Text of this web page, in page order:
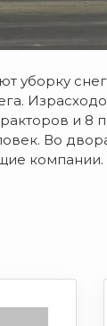
уборку
и 8
Во
компании.